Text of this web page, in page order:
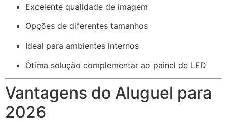
Excelente qualidade de imagem
Opções de diferentes tamanhos
Ideal para ambientes internos
Ótima solução complementar ao painel de LED
Vantagens do Aluguel para
2026